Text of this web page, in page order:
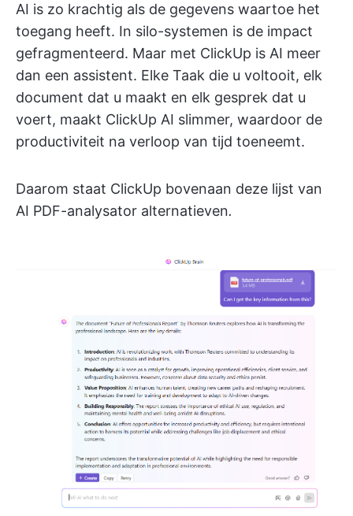
AI is zo krachtig als de gegevens waartoe het
toegang heeft. In silo-systemen is de impact
gefragmenteerd. Maar met ClickUp is AI meer
dan een assistent. Elke Taak die u voltooit, elk
document dat u maakt en elk gesprek dat u
voert, maakt ClickUp AI slimmer, waardoor de
productiviteit na verloop van tijd toeneemt.
Daarom staat ClickUp bovenaan deze lijst van
AI PDF-analysator alternatieven.